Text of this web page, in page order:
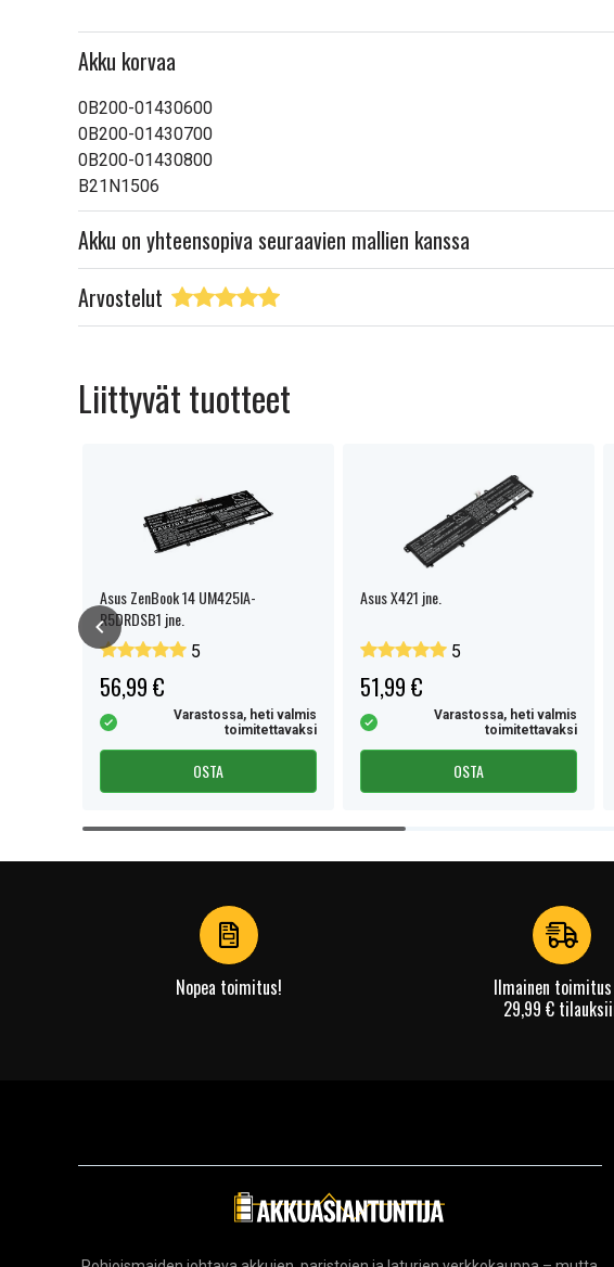
Akku korvaa
0B200-01430600
0B200-01430700
0B200-01430800
B21N1506
Akku on yhteensopiva seuraavien mallien kanssa
Arvostelut
Liittyvät tuotteet
Asus ZenBook 14 UM425IA-
R5DRDSB1 jne.
5
56,99 €
Varastossa, heti valmis
toimitettavaksi
OSTA
Asus X421 jne.
5
51,99 €
Varastossa, heti valmis
toimitettavaksi
OSTA
Item
Nopea toimitus!
Ilmainen
29,99 €